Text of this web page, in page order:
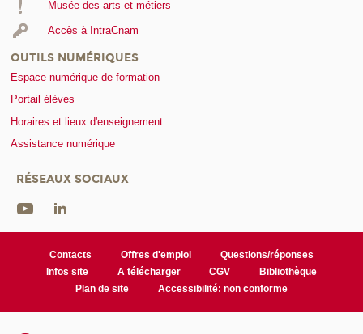
Musée des arts et métiers
Accès à IntraCnam
OUTILS NUMÉRIQUES
Espace numérique de formation
Portail élèves
Horaires et lieux d'enseignement
Assistance numérique
RÉSEAUX SOCIAUX
Contacts Offres d'emploi
Questions/réponses
Infos site
A télécharger CGV
Bibliothèque
Plan de site
Accessibilité: non conforme